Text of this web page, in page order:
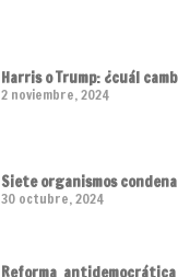
Harris o Trump: ¿cuál
2 noviembre, 2024
Siete organismos
30 octubre, 2024
Reforma